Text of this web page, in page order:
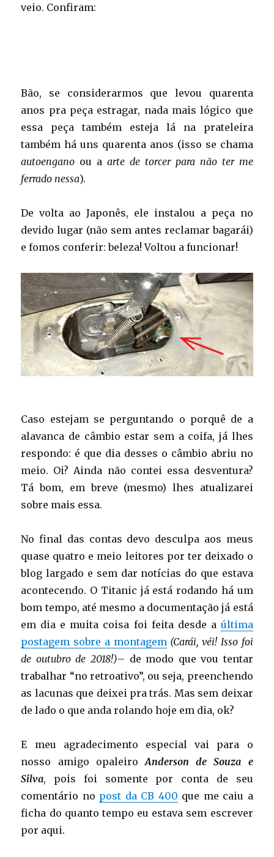
veio. Confiram:
Bão, se considerarmos que levou quarenta
anos pra peça estragar, nada mais lógico que
essa peça também esteja lá na prateleira
também há uns quarenta anos (isso se chama
autoengano ou aarte de torcer para não ter me
ferrado nessa).
De volta ao Japonês, ele instalou a peça no
devido lugar (não sem antes reclamar bagarái)
e fomos conferir: beleza! Voltou a funcionar!
Caso estejam se perguntando o porquê de a
alavanca de câmbio estar sem a coifa, já lhes
respondo: é que dia desses o câmbio abriu no
meio. Oi? Ainda não contei essa desventura?
Tá bom, em breve (mesmo) lhes atualizarei
sobre mais essa.
No final das contas devo desculpa aos meus
quase quatro e meio leitores por ter deixado o
blog largado e sem dar notícias do que estava
acontecendo. O Titanic já está rodando há um
bom tempo, até mesmo a documentação já está
em dia e muita coisa foi feita desde a última
postagem sobre a montagem (Carái, véi! Isso foi
de outubro de 2018!)– de modo que vou tentar
trabalhar “no retroativo”, ou seja, preenchendo
as lacunas que deixei pra trás. Mas sem deixar
de lado o que anda rolando hoje em dia, ok?
E meu agradecimento especial vai para o
nosso amigo opaleiro Anderson de Souza e
Silva, pois foi somente por conta de seu
comentário no post da CB 400 que me caiu a
ficha do quanto tempo eu estava sem escrever
por aqui.